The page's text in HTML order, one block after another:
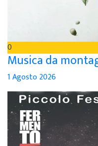
0
Musica da
1 Agosto 2026